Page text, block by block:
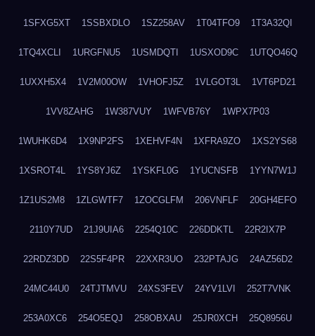
1SFXG5XT 1SSBXDLO 1SZ258AV 1T04TFO9 1T3A32QI
1TQ4XCLI 1URGFNU5 1USMDQTI 1USXOD9C 1UTQO46Q
1UXXH5X4 1V2M00OW 1VHOFJ5Z 1VLGOT3L 1VT6PD21
1VV8ZAHG 1W387VUY 1WFVB76Y 1WPX7P03
1WUHK6D4 1X9NP2FS 1XEHVF4N 1XFRA9ZO 1XS2YS68
1XSROT4L 1YS8YJ6Z 1YSKFL0G 1YUCNSFB 1YYN7W1J
1Z1US2M8 1ZLGWTF7 1ZOCGLFM 206VNFLF 20GH4EFO
2110Y7UD 21J9UIA6 2254Q10C 226DDKTL 22R2IX7P
22RDZ3DD 22S5F4PR 22XXR3UO 232PTAJG 24AZ56D2
24MC44U0 24TJTMVU 24XS3FEV 24YV1LVI 252T7VNK
253A0XC6 254O5EQJ 258OBXAU 25JR0XCH 25Q8956U